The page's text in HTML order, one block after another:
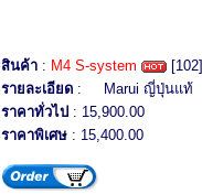
สินค้า : M4 S-system
[102]
รายละเอียด : Marui ญี่ปุ่นแท้
ราคาทั่วไป : 15,900.00
ราคาพิเศษ : 15,400.00